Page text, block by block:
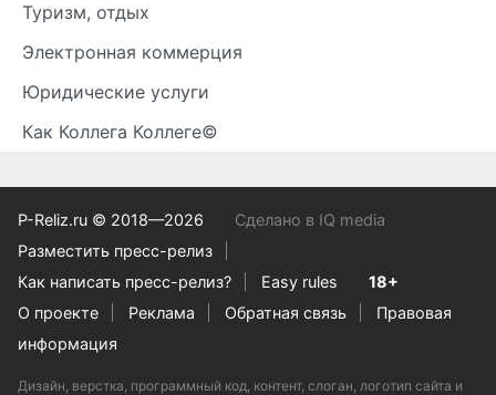
Туризм, отдых
Электронная коммерция
Юридические услуги
Как Коллега Коллеге©
P-Reliz.ru © 2018—2026
Сделано в IQ media
Разместить пресс-релиз
Как написать пресс-релиз?
Easy rules
18+
О проекте
Реклама Обратная связь
Правовая
информация
Дизайн, верстка, программный код, контент, слоган, логотип сайта и